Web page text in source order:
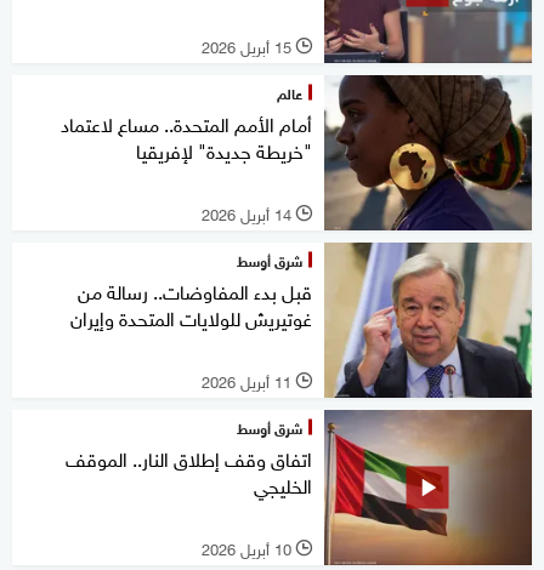
l 15 أبريل 2026
عالم
أمام الأمم المتحدة.. مساع لاعتماد
"خريطة جديدة" لإفريقيا
l 14 أبريل 2026
شرق أوسط
قبل بدء المفاوضات.. رسالة من
غوتيريش للولايات المتحدة وإيران
l 11 أبريل 2026
شرق أوسط
اتفاق وقف إطلاق النار.. الموقف
الخليجي
l 10 أبريل 2026